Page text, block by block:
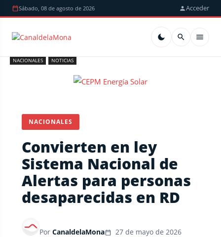
Sábado, 08 de agosto de 2026 Acceder
NACIONALES NOTICIAS
NACIONALES
Convierten en ley
Sistema Nacional de
Alertas para personas
desaparecidas en RD
Por CanaldelaMona 27 de mayo de 2026